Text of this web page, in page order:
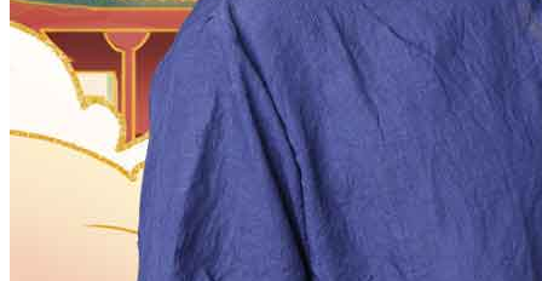
1944
1943 1942 1941 1940 1939
1938
1937
1936 1935 1934 1933
1932
1931
1930 1928 1927 1926
1924
1923 1922 1920
1919
1918
1916 1915 1914
1912
1911
1909 1908 1907
1905
1904 1903 1902 1900
12
11 7